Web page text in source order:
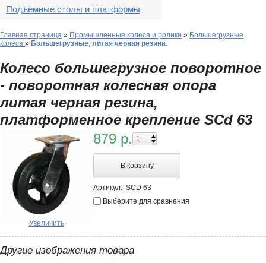
Подъемные столы и платформы
Главная страница » Промышленные колеса и ролики » Большегрузные
колеса » Большегрузные, литая черная резина.
Колесо большегрузное поворотное
- поворотная колесная опора
литая черная резина,
платформенное крепление SCd 63
Увеличить
879 р.
В корзину
Артикул: SCD 63
Выберите для сравнения
Другие изображения товара